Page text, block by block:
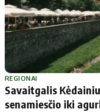
Lietuva
Pasaulis
Politika
Patarimai
Dirbtinis intelektas
Gineso rekordai
REGIONAI
Savaitgalis
senamiesčio iki